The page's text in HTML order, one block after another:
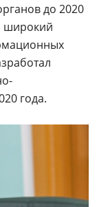
до 2020
широкий
года.